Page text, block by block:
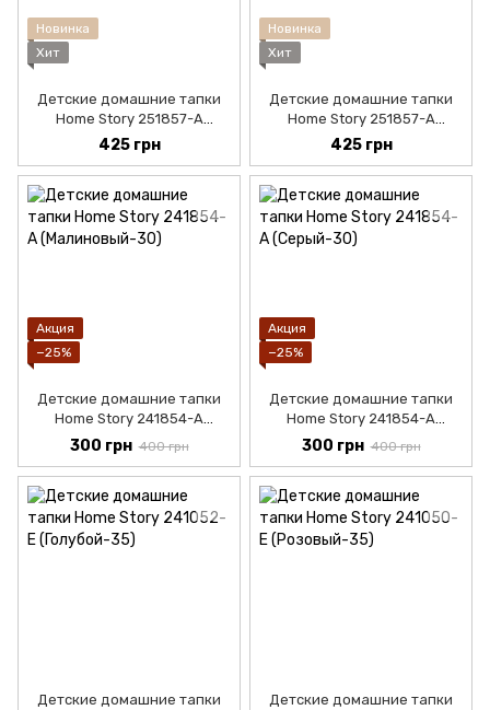
Новинка
Хит
Детские домашние тапки
Home Story 251857-А
(Синий-30)
425 грн
Новинка
Хит
Детские домашние тапки
Home Story 251857-А
(Серый-30)
425 грн
Акция
−25%
Детские домашние тапки
Home Story 241854-A
(Малиновый-30)
300 грн 400 грн
Акция
−25%
Детские домашние тапки
Home Story 241854-A
(Серый-30)
300 грн 400 грн
Детские домашние тапки
Детские домашние тапки